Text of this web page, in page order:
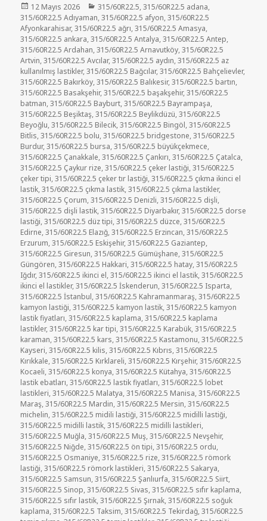
Yayın
tarihi
12 Mayıs 2026 Kategoriler
315/60R22.5 ,315/60R22.5 adana
315/60R22.5 Adıyaman ,315/60R22.5 afyon ,315/60R22.5
Afyonkarahisar,315/60R22.5 ağrı ,315/60R22.5 Amasya
315/60R22.5 ankara ,315/60R22.5 Antalya ,315/60R22.5 Antep
315/60R22.5 Ardahan ,315/60R22.5 Arnavutköy ,315/60R22.5
Artvin ,315/60R22.5 Avcılar,315/60R22.5 aydın ,315/60R22.5 az
kullanılmış lastikler,315/60R22.5 Bağcılar,315/60R22.5 Bahçelievler,
315/60R22.5 Bakırköy ,315/60R22.5 Balıkesir,315/60R22.5 bartın
315/60R22.5 Basakşehir,315/60R22.5 başakşehir,315/60R22.5
batman ,315/60R22.5 Bayburt ,315/60R22.5 Bayrampaşa
315/60R22.5 Beşiktaş ,315/60R22.5 Beylikdüzü ,315/60R22.5
Beyoğlu ,315/60R22.5 Bilecik ,315/60R22.5 Bingöl ,315/60R22.5
Bitlis ,315/60R22.5 bolu ,315/60R22.5 bridgestone ,315/60R22.5
Burdur,315/60R22.5 bursa ,315/60R22.5 büyükçekmece
315/60R22.5 Çanakkale ,315/60R22.5 Çankırı ,315/60R22.5 Çatalca
315/60R22.5 Çaykur rize ,315/60R22.5 çeker lastiği ,315/60R22.5
çeker tipi ,315/60R22.5 çeker tır lastiği ,315/60R22.5 çıkma ikinci el
lastik ,315/60R22.5 çıkma lastik ,315/60R22.5 çıkma lastikler,
315/60R22.5 Çorum ,315/60R22.5 Denizli ,315/60R22.5 dişli
315/60R22.5 dişli lastik ,315/60R22.5 Diyarbakır,315/60R22.5 dorse
lastiği ,315/60R22.5 düz tipi ,315/60R22.5 düzce ,315/60R22.5
Edirne ,315/60R22.5 Elazığ ,315/60R22.5 Erzincan ,315/60R22.5
Erzurum ,315/60R22.5 Eskişehir,315/60R22.5 Gaziantep
315/60R22.5 Giresun ,315/60R22.5 Gümüşhane ,315/60R22.5
Güngören ,315/60R22.5 Hakkari ,315/60R22.5 hatay ,315/60R22.5
Iğdır,315/60R22.5 ikinci el ,315/60R22.5 ikinci el lastik ,315/60R22.5
ikinci el lastikler,315/60R22.5 İskenderun ,315/60R22.5 Isparta
315/60R22.5 İstanbul ,315/60R22.5 Kahramanmaraş ,315/60R22.5
kamyon lastiği ,315/60R22.5 kamyon lastik ,315/60R22.5 kamyon
lastik fiyatları ,315/60R22.5 kaplama ,315/60R22.5 kaplama
lastikler,315/60R22.5 kar tipi ,315/60R22.5 Karabük ,315/60R22.5
karaman ,315/60R22.5 kars ,315/60R22.5 Kastamonu ,315/60R22.5
Kayseri ,315/60R22.5 kilis ,315/60R22.5 Kıbrıs ,315/60R22.5
Kırıkkale ,315/60R22.5 Kırklareli ,315/60R22.5 Kırşehir,315/60R22.5
Kocaeli ,315/60R22.5 konya ,315/60R22.5 Kütahya ,315/60R22.5
lastik ebatları ,315/60R22.5 lastik fiyatları ,315/60R22.5 lobet
lastikleri ,315/60R22.5 Malatya ,315/60R22.5 Manisa ,315/60R22.5
Maraş ,315/60R22.5 Mardin ,315/60R22.5 Mersin ,315/60R22.5
michelin ,315/60R22.5 midili lastiği ,315/60R22.5 midilli lastiği
315/60R22.5 midilli lastik ,315/60R22.5 midilli lastikleri
315/60R22.5 Muğla ,315/60R22.5 Muş ,315/60R22.5 Nevşehir,
315/60R22.5 Niğde ,315/60R22.5 ön tipi ,315/60R22.5 ordu
315/60R22.5 Osmaniye ,315/60R22.5 rize ,315/60R22.5 römork
lastiği ,315/60R22.5 römork lastikleri ,315/60R22.5 Sakarya
315/60R22.5 Samsun ,315/60R22.5 Şanlıurfa ,315/60R22.5 Siirt
315/60R22.5 Sinop ,315/60R22.5 Sivas ,315/60R22.5 sıfır kaplama
315/60R22.5 sıfır lastik ,315/60R22.5 Şırnak ,315/60R22.5 soğuk
kaplama ,315/60R22.5 Taksim ,315/60R22.5 Tekirdağ ,315/60R22.5